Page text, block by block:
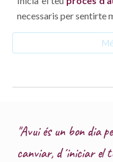
necessaris per sentirte
"Avui és un bon dia
canviar, d´iniciar el